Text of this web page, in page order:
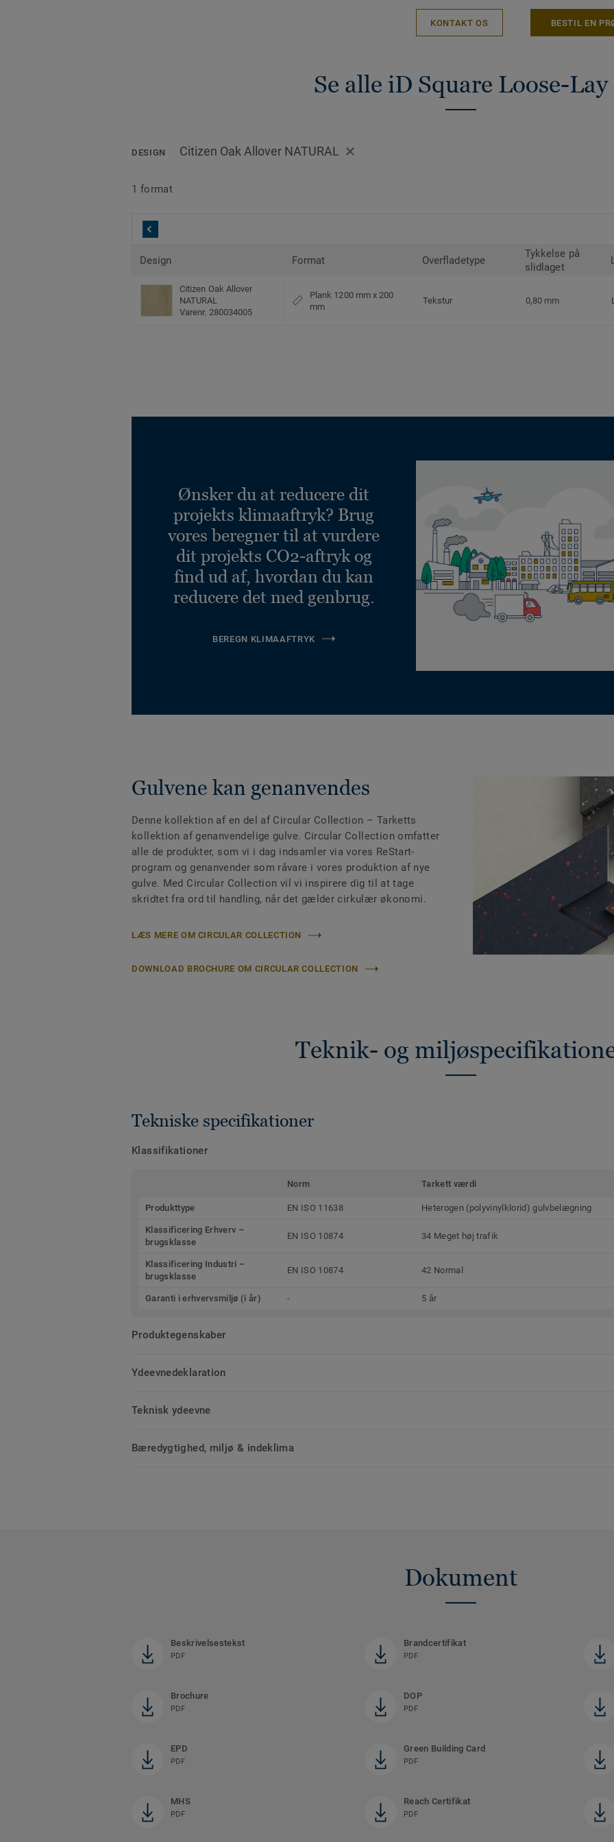
KONTAKT OS BESTIL EN
Se alle iD Square Loose-Lay
DESIGN Citizen Oak Allover NATURAL
1 format
Design Format Overfladetype
Tykkelse på
slidlaget
Citizen Oak Allover
NATURAL
Varenr. 280034005
Plank 1200 mm x 200
mm
Tekstur 0,80 mm
Ønsker du at reducere dit
projekts klimaaftryk? Brug
vores beregner til at vurdere
dit projekts CO2-aftryk og
find ud af, hvordan du kan
reducere det med genbrug.
BEREGN KLIMAAFTRYK
Gulvene kan genanvendes
Denne kollektion af en del af Circular Collection – Tarketts
kollektion af genanvendelige gulve. Circular Collection omfatter
alle de produkter, som vi i dag indsamler via vores ReStart-
program og genanvender som råvare i vores produktion af nye
gulve. Med Circular Collection vil vi inspirere dig til at tage
skridtet fra ord til handling, når det gælder cirkulær økonomi.
LÆS MERE OM CIRCULAR COLLECTION
DOWNLOAD BROCHURE OM CIRCULAR COLLECTION
Teknik- og
Tekniske specifikationer
Klassifikationer
Norm Tarkett værdi
Produkttype EN ISO 11638 Heterogen (polyvinylklorid) gulvbelægning
Klassificering Erhverv –
brugsklasse
EN ISO 10874 34 Meget høj trafik
Klassificering Industri –
brugsklasse
EN ISO 10874 42 Normal
Garanti i erhvervsmiljø (i år) - 5 år
Produktegenskaber
Ydeevnedeklaration
Teknisk ydeevne
Bæredygtighed, miljø & indeklima
Dokument
Beskrivelsestekst
PDF
Brandcertifikat
PDF
Brochure
PDF
DOP
PDF
EPD
PDF
Green Building Card
PDF
MHS
PDF
Reach Certifikat
PDF